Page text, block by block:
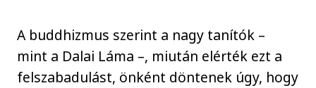
A buddhizmus szerint a nagy tanítók –
mint a Dalai Láma –, miután elérték ezt a
felszabadulást, önként döntenek úgy, hogy